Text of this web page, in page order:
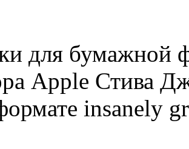
для бумажной
Apple Стива
insanely